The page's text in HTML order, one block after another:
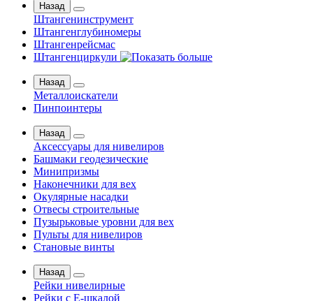
Назад
Штангенинструмент
Штангенглубиномеры
Штангенрейсмас
Штангенциркули
Назад
Металлоискатели
Пинпоинтеры
Назад
Аксессуары для нивелиров
Башмаки геодезические
Минипризмы
Наконечники для вех
Окулярные насадки
Отвесы строительные
Пузырьковые уровни для вех
Пульты для нивелиров
Становые винты
Назад
Рейки нивелирные
Рейки с Е-шкалой